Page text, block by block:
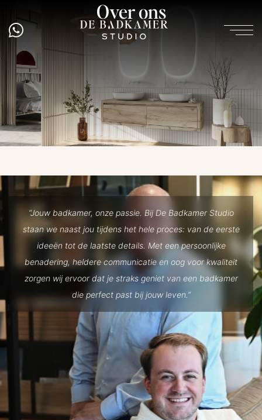
Over ons
“Jouw badkamer, onze passie. Bij De Badkamer Studio
staan we naast jou tijdens het hele proces: van de eerste
ideeën tot de laatste details. Met een persoonlijke
benadering, heldere communicatie en oog voor kwaliteit
zorgen wij ervoor dat je straks geniet van een badkamer
die perfect past bij jouw leven.”